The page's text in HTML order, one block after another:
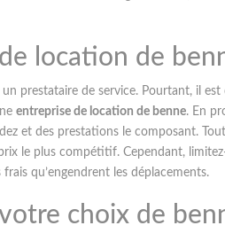
location de
prestataire de service. Pourtant, il est
entreprise de location de benne. En
et des prestations le composant.
le plus compétitif. Cependant,
qu’engendrent les déplacements.
choix de